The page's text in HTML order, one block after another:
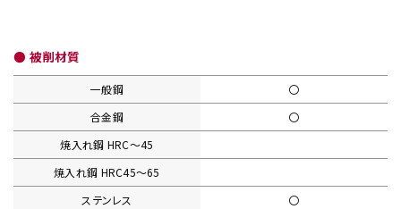
● 被削材質
一般鋼
〇
合金鋼
〇
焼入れ鋼 HRC〜45
焼入れ鋼 HRC45〜65
ステンレス
〇